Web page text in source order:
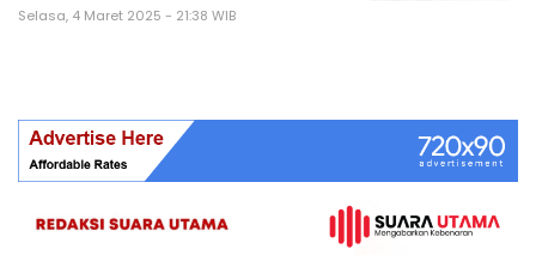
Selasa, 4 Maret 2025 - 21:38 WIB